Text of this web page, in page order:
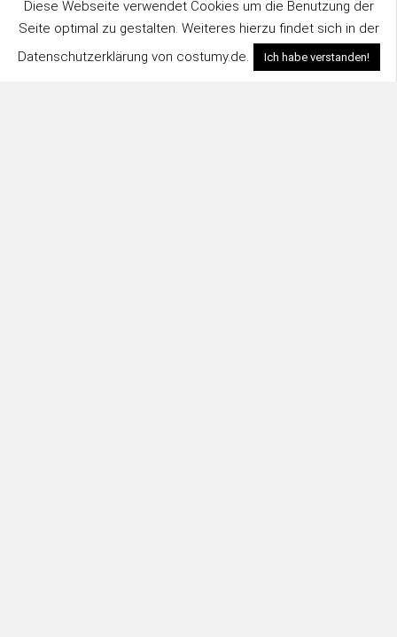
Diese Webseite verwendet Cookies um die Benutzung der
Seite optimal zu gestalten. Weiteres hierzu findet sich in der
Datenschutzerklärung von costumy.de.
Ich habe verstanden!